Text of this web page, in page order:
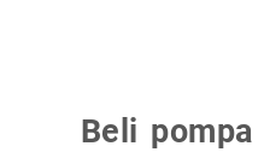
Beli